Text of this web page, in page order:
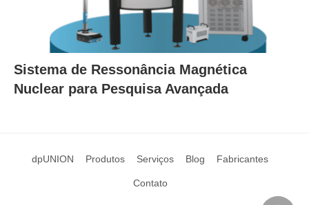
Sistema de Ressonância Magnética
Nuclear para Pesquisa Avançada
dpUNION Produtos Serviços Blog Fabricantes
Contato